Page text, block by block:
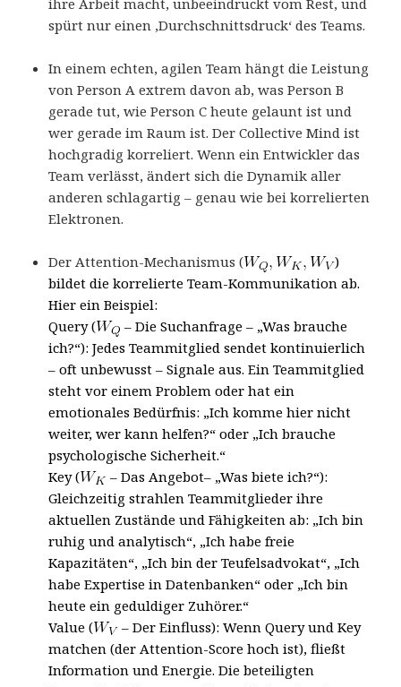
spürt nur einen ‚Durchschnittsdruck‘ des Teams.
In einem echten, agilen Team hängt die Leistung
von Person A extrem davon ab, was Person B
gerade tut, wie Person C heute gelaunt ist und
wer gerade im Raum ist. Der Collective Mind ist
hochgradig korreliert. Wenn ein Entwickler das
Team verlässt, ändert sich die Dynamik aller
anderen schlagartig – genau wie bei korrelierten
Elektronen.
Der Attention-Mechanismus (
)
bildet die korrelierte Team-Kommunikation ab.
Hier ein Beispiel:
Query (
– Die Suchanfrage – „Was brauche
ich?“): Jedes Teammitglied sendet kontinuierlich
– oft unbewusst – Signale aus. Ein Teammitglied
steht vor einem Problem oder hat ein
emotionales Bedürfnis: „Ich komme hier nicht
weiter, wer kann helfen?“ oder „Ich brauche
psychologische Sicherheit.“
Key (
– Das Angebot– „Was biete ich?“):
Gleichzeitig strahlen Teammitglieder ihre
aktuellen Zustände und Fähigkeiten ab: „Ich bin
ruhig und analytisch“, „Ich habe freie
Kapazitäten“, „Ich bin der Teufelsadvokat“, „Ich
habe Expertise in Datenbanken“ oder „Ich bin
heute ein geduldiger Zuhörer.“
Value (
– Der Einfluss):Wenn Query und Key
matchen (der Attention-Score hoch ist), fließt
Information und Energie. Die beteiligten